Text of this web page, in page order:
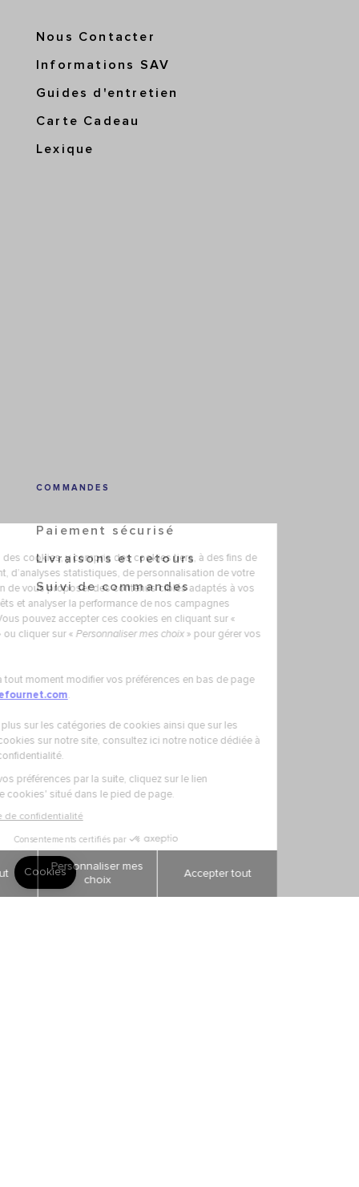
Nous Contacter
Informations SAV
Guides d'entretien
Carte Cadeau
Lexique
COMMANDES
Paiement sécurisé
Livraisons et retours
Suivi de commandes